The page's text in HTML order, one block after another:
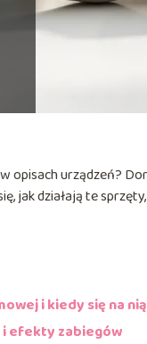
opisach urządzeń?
jak działają te
i kiedy się na
i efekty zabiegów